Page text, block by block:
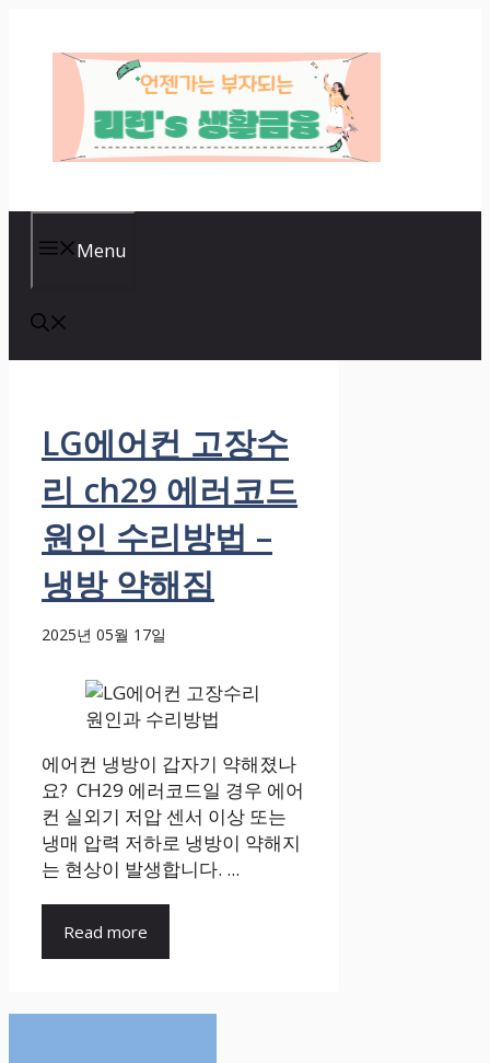
Menu
LG에어컨 고장수
리 ch29 에러코드
원인 수리방법 –
냉방 약해짐
2025년 05월 17일
에어컨 냉방이 갑자기 약해졌나
요? CH29 에러코드일 경우 에어
컨 실외기 저압 센서 이상 또는
냉매 압력 저하로 냉방이 약해지
는 현상이 발생합니다. ...
Read more